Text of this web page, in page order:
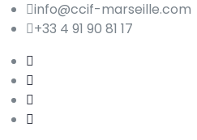
info@ccif-marseille.com
+33 4 91 90 81 17